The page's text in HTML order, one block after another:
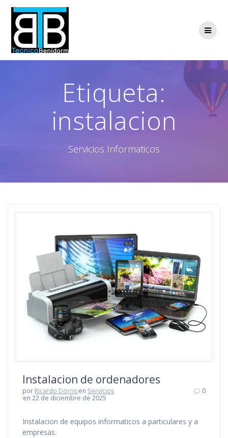
Etiqueta:
instalacion
Servicios Informaticos
Instalacion de ordenadores
por Ricardo Dorrioen Servicios
en 22 de diciembre de 2025
0
Instalacion de equipos informaticos a particulares y a
empresas.